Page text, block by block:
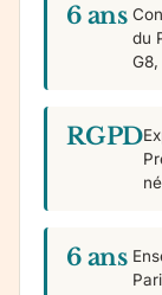
6 ans
du
RGPD
6 ans